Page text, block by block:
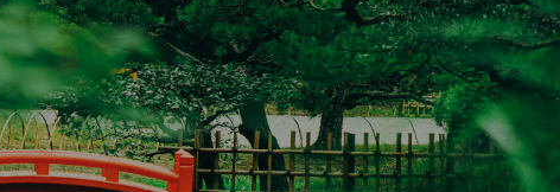
和装はもちろん、ウェディングドレス
が映える穴場スポットまで園内くまな